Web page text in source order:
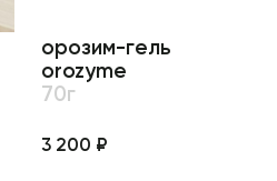
орозим-гель
orozyme
70г
3 200 ₽